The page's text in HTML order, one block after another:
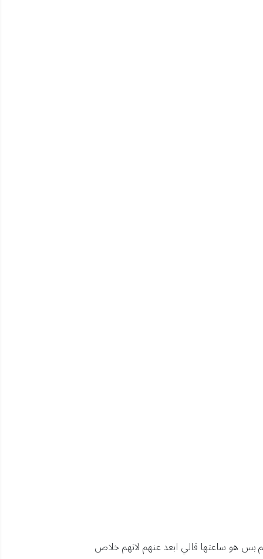
هو ساعتها قالي ابعد عنهم لانهم خلاص